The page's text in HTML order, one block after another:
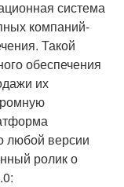
система
компаний-
Такой
обеспечения
их
любой версии
ролик о